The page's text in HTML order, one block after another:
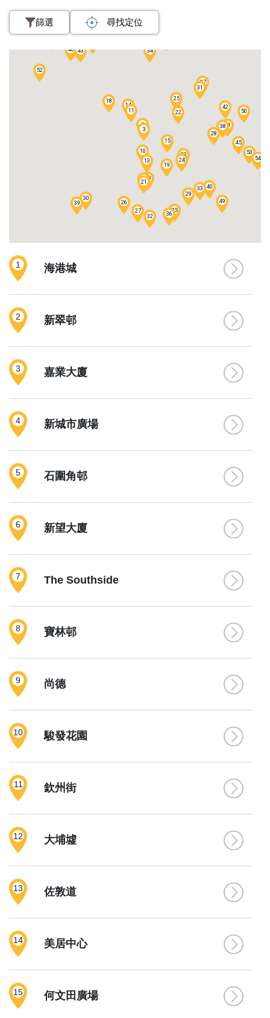
篩選 尋找定位
1 海港城
2 新翠邨
3 嘉業大廈
4 新城市廣場
5 石圍角邨
6 新望大廈
7 The Southside
8 寶林邨
9 尚德
10 駿發花園
11 欽州街
12 大埔墟
13 佐敦道
14 美居中心
15 何文田廣場
1
3
6
10
11
13
14
15
18
19
20
21
22
23
24
25
26
27
28
29
30
31
32
33
34
35
36
37
38
39
40
41
42
43
45
46
47
49
50
52
53
54
57
58